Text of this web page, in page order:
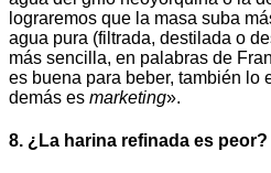
lograremos que la masa suba
agua pura (filtrada, destilada o
más sencilla, en palabras de
es buena para beber, también lo
demás es marketing».
8. ¿La harina refinada es peor?